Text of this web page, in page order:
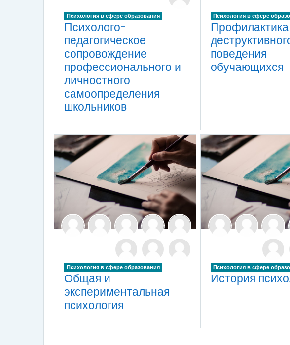
Психология в сфере образования
Психолого-
педагогическое
сопровождение
профессионального и
личностного
самоопределения
школьников
Психология в сфере
Профилактика
поведения
обучающихся
Психология в сфере образования
Общая и
экспериментальная
психология
Психология в сфере
История